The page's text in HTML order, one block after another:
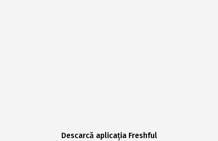
Descarcă aplicația Freshful